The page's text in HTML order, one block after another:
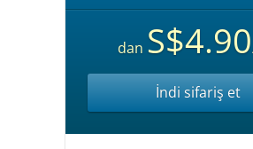
dan S$4.90
İndi sifariş et